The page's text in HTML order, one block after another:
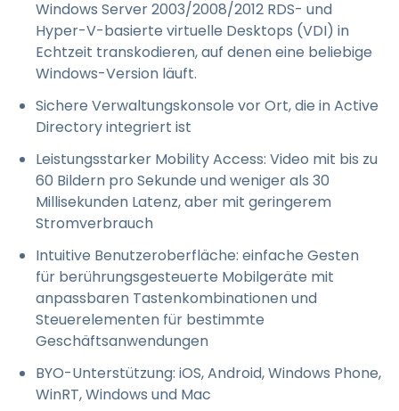
Windows Server 2003/2008/2012 RDS- und
Hyper-V-basierte virtuelle Desktops (VDI) in
Echtzeit transkodieren, auf denen eine beliebige
Windows-Version läuft.
Sichere Verwaltungskonsole vor Ort, die in Active
Directory integriert ist
Leistungsstarker Mobility Access: Video mit bis zu
60 Bildern pro Sekunde und weniger als 30
Millisekunden Latenz, aber mit geringerem
Stromverbrauch
Intuitive Benutzeroberfläche: einfache Gesten
für berührungsgesteuerte Mobilgeräte mit
anpassbaren Tastenkombinationen und
Steuerelementen für bestimmte
Geschäftsanwendungen
BYO-Unterstützung: iOS, Android, Windows Phone,
WinRT, Windows und Mac